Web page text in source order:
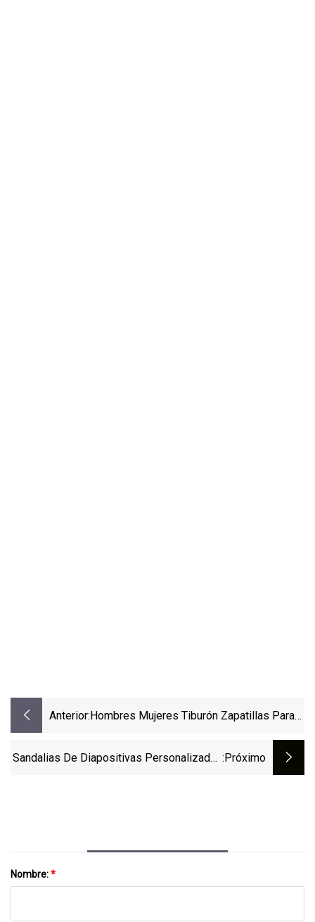
Anterior:Hombres Mujeres Tiburón Zapatillas Para
Animados Sandalias De Baño EVA
Sandalias De Diapositivas Personalizadas :próximo
Nombre:*